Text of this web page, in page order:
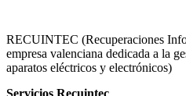
RECUINTEC (Recuperaciones
empresa valenciana dedicada a la
aparatos eléctricos y electrónicos)
Servicios Recuintec